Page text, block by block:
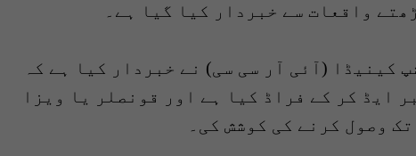
واقعات سے خبردار کیا گیا ہے۔
کینیڈا (آئی آر سی سی) نے خبردار کیا ہے کہ
ایڈ کر کے فراڈ کیا ہے اور قونصلر یا ویزا